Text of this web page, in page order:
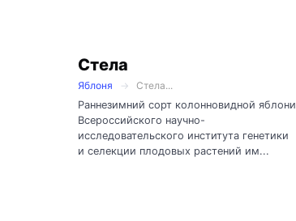
Стела
Яблоня
Стела...
Раннезимний сорт колонновидной яблони
Всероссийского научно-
исследовательского института генетики
и селекции плодовых растений им...